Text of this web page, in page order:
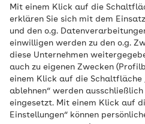
Mit einem Klick auf die
erklären Sie sich mit dem
und den o.g.
einwilligen werden zu den o.g.
diese Unternehmen
auch zu eigenen Zwecken
einem Klick auf die Schaltfläche
ablehnen“ werden
eingesetzt. Mit einem Klick auf
Einstellungen“ können
Luft sauber zu halten.